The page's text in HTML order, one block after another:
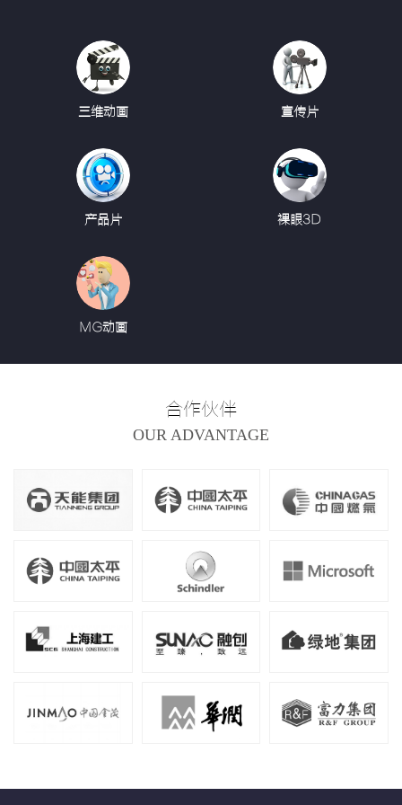
三维动画 宣传片
产品片 裸眼3D
MG动画
合作伙伴
OUR ADVANTAGE